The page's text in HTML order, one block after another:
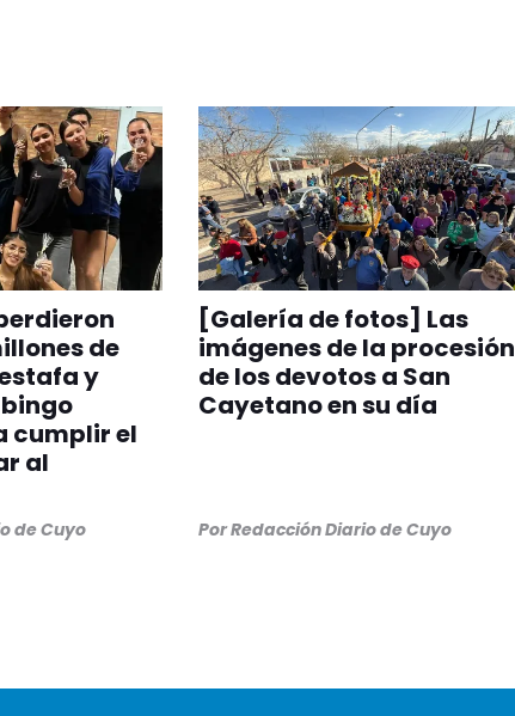
de
y
cumplir el
al
de Cuyo
[Galería de fotos] Las
imágenes de la procesión
de los devotos a San
Cayetano en su día
PorRedacción Diario de Cuyo